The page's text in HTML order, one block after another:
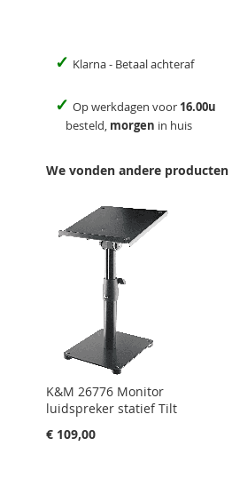
✓ Klarna - Betaal achteraf
✓ Op werkdagen voor 16.00u
besteld, morgen in huis
We vonden andere
K&M 26776 Monitor
luidspreker statief Tilt
€ 109,00